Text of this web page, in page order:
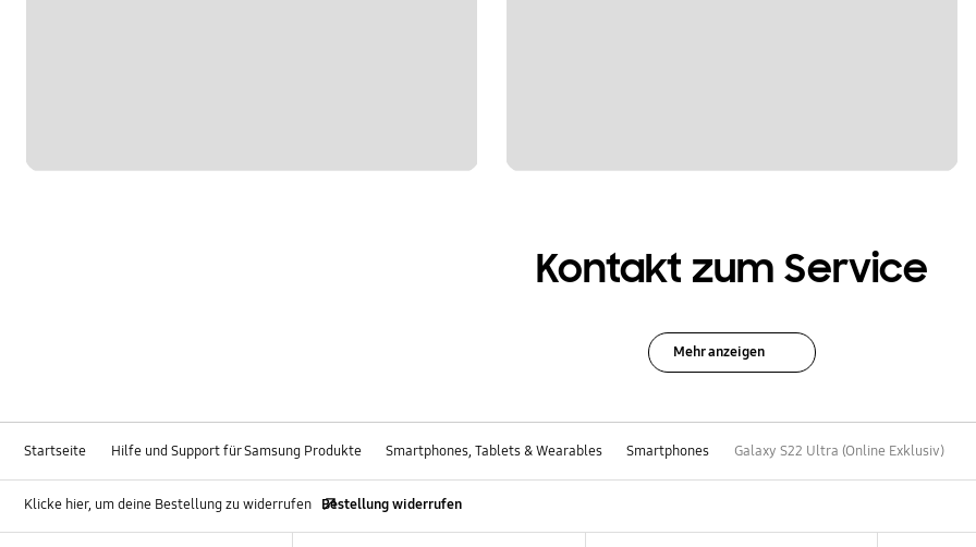
Kontakt zum Service
Mehr anzeigen
Startseite Hilfe und Support für Samsung Produkte Smartphones, Tablets & Wearables Smartphones Galaxy S22 Ultra (Online Exklusiv)
Klicke hier, um deine Bestellung zu widerrufen Bestellung widerrufen